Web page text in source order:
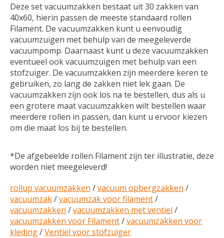
Deze set vacuumzakken bestaat uit 30 zakken van
40x60, hierin passen de meeste standaard rollen
Filament. De vacuumzakken kunt u eenvoudig
vacuumzuigen met behulp van de meegeleverde
vacuumpomp. Daarnaast kunt u deze vacuumzakken
eventueel ook vacuumzuigen met behulp van een
stofzuiger. De vacuumzakken zijn meerdere keren te
gebruiken, zo lang de zakken niet lek gaan. De
vacuumzakken zijn ook los na te bestellen, dus als u
een grotere maat vacuumzakken wilt bestellen waar
meerdere rollen in passen, dan kunt u ervoor kiezen
om die maat los bij te bestellen.
*De afgebeelde rollen Filament zijn ter illustratie, deze
worden niet meegeleverd!
rollup vacuumzakken /vacuum opbergzakken /
vacuumzak/vacuumzak voor filament/
vacuumzakken /vacuumzakken met ventiel /
vacuumzakken voor Filament/vacuumzakken voor
kleding/Ventiel voor stofzuiger